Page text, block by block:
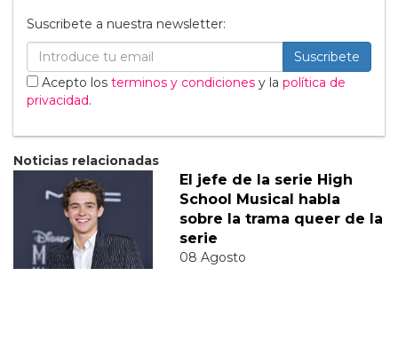
Suscribete a nuestra newsletter:
Suscribete
Acepto los terminos y condiciones y la política de
privacidad.
Noticias relacionadas
El jefe de la serie High
School Musical habla
sobre la trama queer de la
serie
08 Agosto